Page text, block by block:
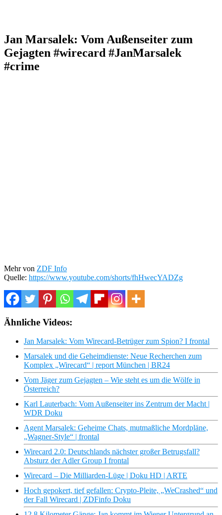
Jan Marsalek: Vom Außenseiter zum
Gejagten #wirecard #JanMarsalek
#crime
Mehr von ZDF Info
Quelle: https://www.youtube.com/shorts/fhHwecYADZg
Ähnliche Videos:
Jan Marsalek: Vom Wirecard-Betrüger zum Spion? I frontal
Marsalek und die Geheimdienste: Neue Recherchen zum
Komplex „Wirecard“ | report München | BR24
Vom Jäger zum Gejagten – Wie steht es um die Wölfe in
Österreich?
Karl Lauterbach: Vom Außenseiter ins Zentrum der Macht |
WDR Doku
Agent Marsalek: Geheime Chats, mutmaßliche Mordpläne,
„Wagner-Style“ | frontal
Wirecard 2.0: Deutschlands nächster großer Betrugsfall?
Absturz der Adler Group I frontal
Wirecard – Die Milliarden-Lüge | Doku HD | ARTE
Hoch gepokert, tief gefallen: Crypto-Pleite, „WeCrashed“ und
der Fall Wirecard | ZDFinfo Doku